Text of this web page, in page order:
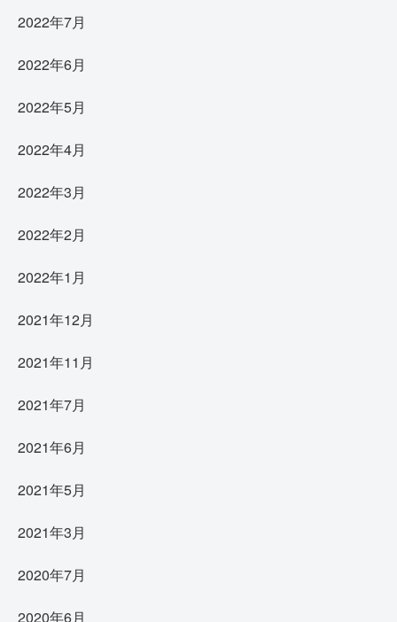
2022年7月
2022年6月
2022年5月
2022年4月
2022年3月
2022年2月
2022年1月
2021年12月
2021年11月
2021年7月
2021年6月
2021年5月
2021年3月
2020年7月
2020年6月